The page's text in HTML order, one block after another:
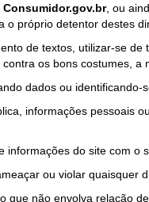
Consumidor.gov.br, ou
o próprio detentor destes
de textos, utilizar-se
os bons costumes,
dados ou
informações pessoais
informações do site com
ou violar
que não envolva relação